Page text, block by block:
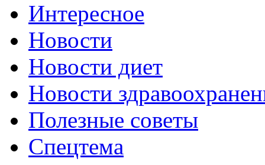
Интересное
Новости
Новости диет
Новости
Полезные советы
Спецтема